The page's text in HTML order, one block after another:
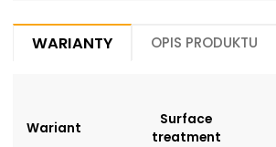
Warianty Opis produktu
Wariant
Surface
treatment